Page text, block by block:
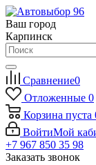
Ваш город
Карпинск
Сравнение0
Отложенные 0
Корзина пуста
ВойтиМой
+7 967 850 35 98
Заказать звонок